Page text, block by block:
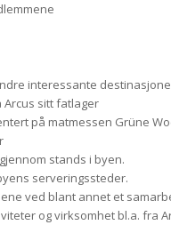
interessante
sitt fatlager
på matmessen Grüne
stands i byen.
serveringssteder.
ved blant annet et
og virksomhet bl.a. fra